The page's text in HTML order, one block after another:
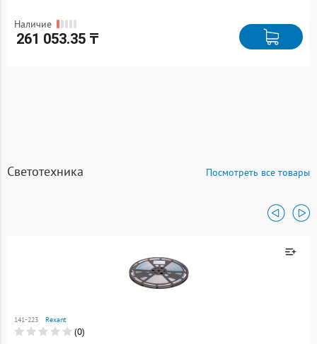
Наличие
261 053.35 ₸
Светотехника Посмотреть все товары
141-223 Rexant
(0)